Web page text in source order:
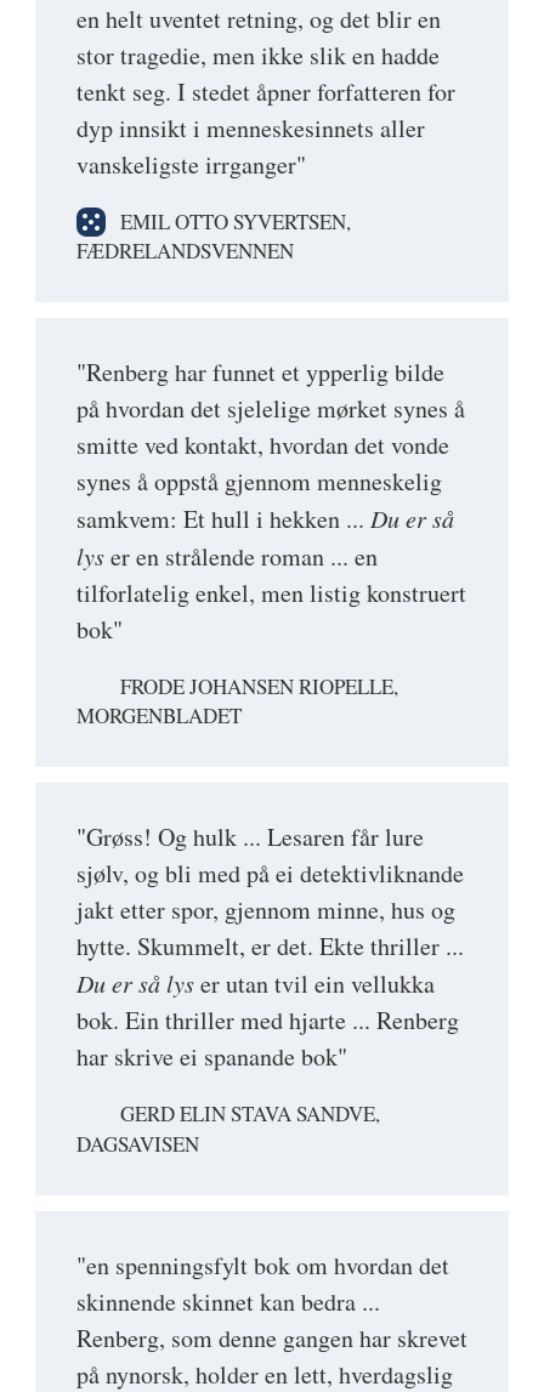
en helt uventet retning, og det blir en
stor tragedie, men ikke slik en hadde
tenkt seg. I stedet åpner forfatteren for
dyp innsikt i menneskesinnets aller
vanskeligste irrganger"
EMIL OTTO SYVERTSEN,
FÆDRELANDSVENNEN
"Renberg har funnet et ypperlig bilde
på hvordan det sjelelige mørket synes å
smitte ved kontakt, hvordan det vonde
synes å oppstå gjennom menneskelig
samkvem: Et hull i hekken ... Du er så
lyser en strålende roman ... en
tilforlatelig enkel, men listig konstruert
bok"
FRODE JOHANSEN RIOPELLE,
MORGENBLADET
"Grøss! Og hulk ... Lesaren får lure
sjølv, og bli med på ei detektivliknande
jakt etter spor, gjennom minne, hus og
hytte. Skummelt, er det. Ekte thriller ...
Du er så lyser utan tvil ein vellukka
bok. Ein thriller med hjarte ... Renberg
har skrive ei spanande bok"
GERD ELIN STAVA SANDVE,
DAGSAVISEN
"en spenningsfylt bok om hvordan det
skinnende skinnet kan bedra ...
Renberg, som denne gangen har skrevet
på nynorsk, holder en lett, hverdagslig